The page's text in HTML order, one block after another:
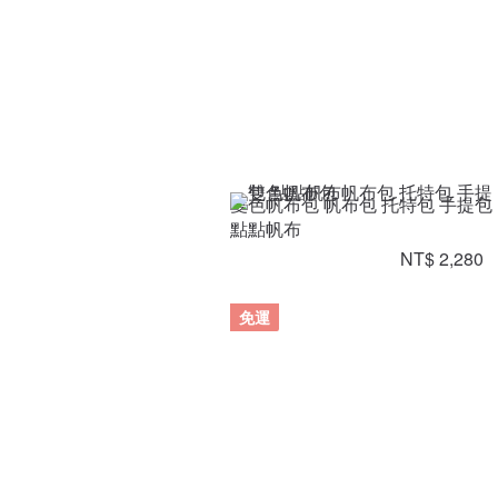
雙色帆布包 帆布包 托特包 手提包
點點帆布
NT$ 2,280
免運